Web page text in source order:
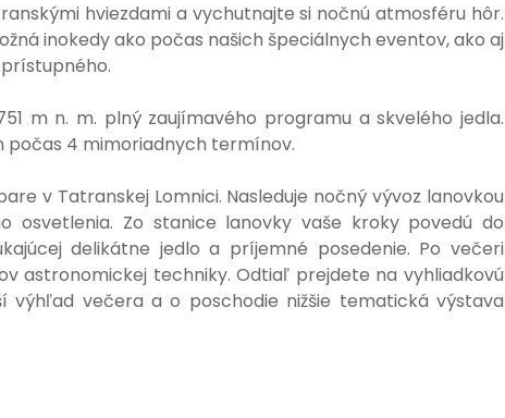
hviezdami a vychutnajte si nočnú atmosféru hôr.
inokedy ako počas našich špeciálnych eventov, ako aj
m n. m. plný zaujímavého programu a skvelého jedla.
počas 4 mimoriadnych termínov.
v Tatranskej Lomnici. Nasleduje nočný vývoz lanovkou
osvetlenia. Zo stanice lanovky vaše kroky povedú do
delikátne jedlo a príjemné posedenie. Po večeri
astronomickej techniky. Odtiaľ prejdete na vyhliadkovú
výhľad večera a o poschodie nižšie tematická výstava